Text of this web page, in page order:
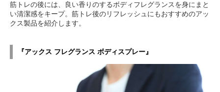
筋トレの後には、良い香りのするボディフレグランスを身にまと
い清潔感をキープ。筋トレ後のリフレッシュにもおすすめのアッ
クス製品を紹介します。
『アックス フレグランス ボディスプレー』